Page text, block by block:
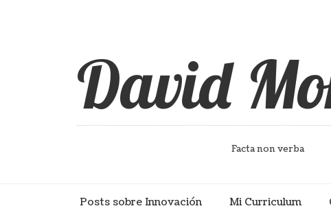
David
Facta non verba
Posts sobre Innovación Mi Curriculum